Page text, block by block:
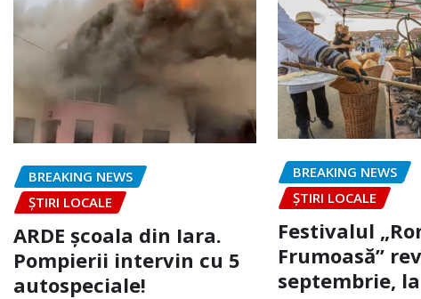
BREAKING NEWS
ȘTIRI LOCALE
ARDE școala din Iara.
Pompierii intervin cu 5
autospeciale!
BREAKING NEWS
ȘTIRI LOCALE
Festivalul
Frumoasă”
septembrie,